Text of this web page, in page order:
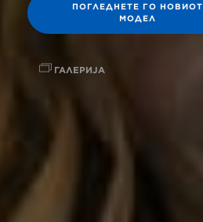
ПОГЛЕДНЕТЕ ГО НОВИОТ
МОДЕЛ
ГАЛЕРИЈА